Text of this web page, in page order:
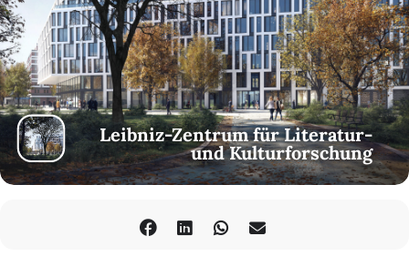
Leibniz-Zentrum für Literatur-
und Kulturforschung